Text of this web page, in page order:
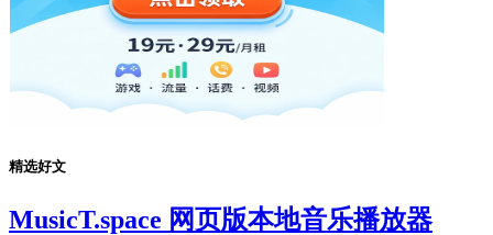
精选好文
MusicT.space 网页版本地音乐播放器